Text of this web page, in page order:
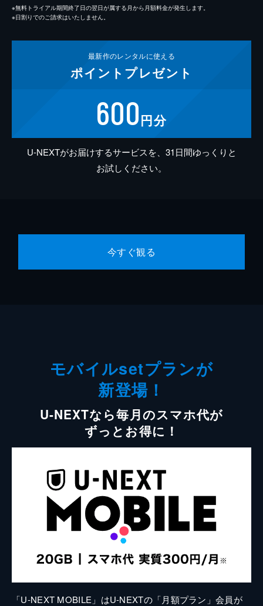
※無料トライアル期間終了日の翌日が属する月から月額料金が発生します。
※日割りでのご請求はいたしません。
最新作のレンタルに使える
ポイント プレゼント
600円分
U-NEXTがお届けするサービスを、31日間ゆっくりと
お試しください。
今すぐ観る
モバイルsetプランが
新登場！
U-NEXTなら毎月のスマホ代が
ずっとお得に！
「U-NEXT MOBILE」はU-NEXTの「月額プラン」会員が